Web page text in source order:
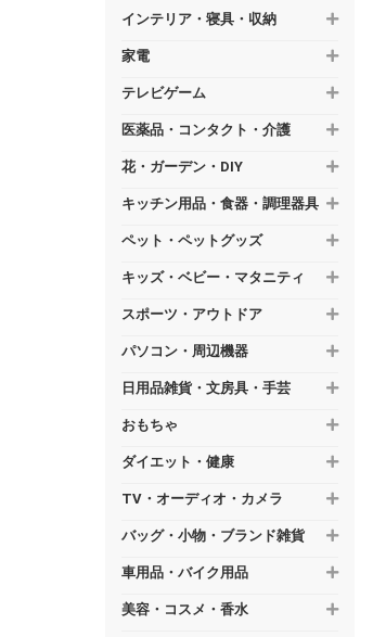
インテリア・寝具・収納
家電
テレビゲーム
医薬品・コンタクト・介護
花・ガーデン・DIY
キッチン用品・食器・調理器具
ペット・ペットグッズ
キッズ・ベビー・マタニティ
スポーツ・アウトドア
パソコン・周辺機器
日用品雑貨・文房具・手芸
おもちゃ
ダイエット・健康
TV・オーディオ・カメラ
バッグ・小物・ブランド雑貨
車用品・バイク用品
美容・コスメ・香水